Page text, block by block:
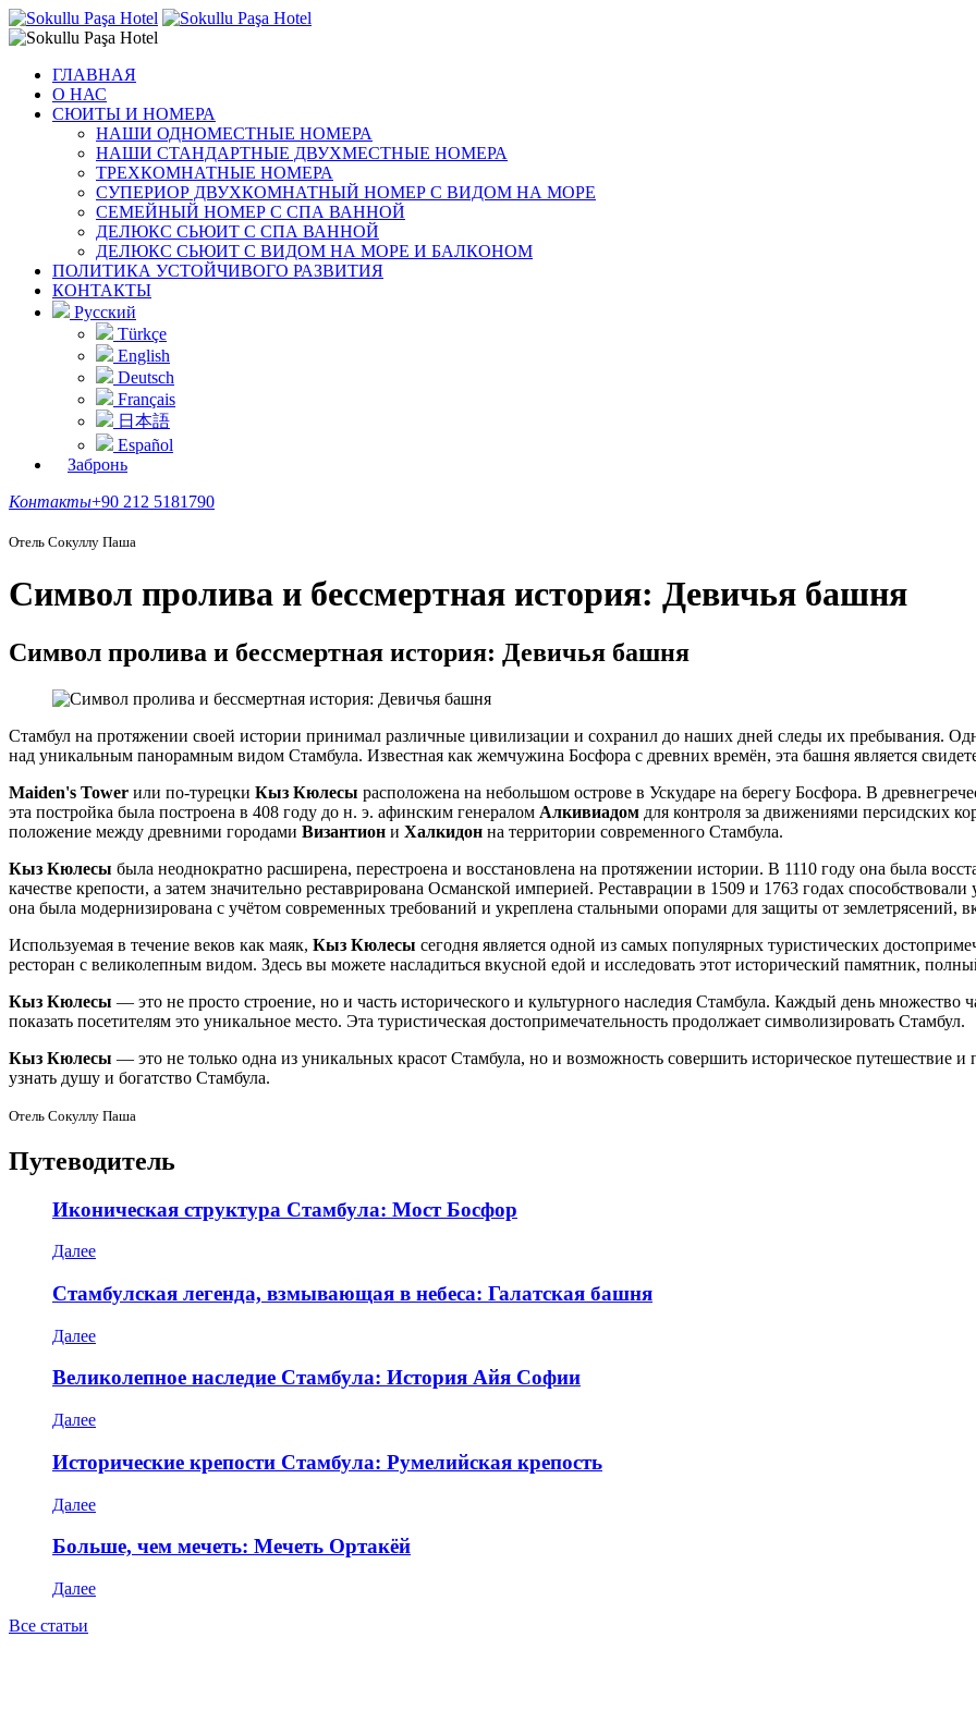
ГЛАВНАЯ
О НАС
СЮИТЫ И НОМЕРА
НАШИ ОДНОМЕСТНЫЕ НОМЕРА
НАШИ СТАНДАРТНЫЕ ДВУХМЕСТНЫЕ НОМЕРА
ТРЕХКОМНАТНЫЕ НОМЕРА
СУПЕРИОР ДВУХКОМНАТНЫЙ НОМЕР С ВИДОМ НА МОРЕ
СЕМЕЙНЫЙ НОМЕР С СПА ВАННОЙ
ДЕЛЮКС СЬЮИТ С СПА ВАННОЙ
ДЕЛЮКС СЬЮИТ С ВИДОМ НА МОРЕ И БАЛКОНОМ
ПОЛИТИКА УСТОЙЧИВОГО РАЗВИТИЯ
КОНТАКТЫ
Русский
Türkçe
English
Deutsch
Français
日本語
Español
Забронь
Контакты+90 212 5181790
Отель Сокуллу Паша
Символ пролива и бессмертная история: Девичья башня
Символ пролива и бессмертная история: Девичья башня
Стамбул на протяжении своей истории принимал различные цивилизации и сохранил до наших дней следы их пребывания.
над уникальным панорамным видом Стамбула. Известная как жемчужина Босфора с древних времён, эта башня является
Maiden's Tower или по-турецки Кыз Кюлесы расположена на небольшом острове в Ускударе на берегу Босфора. В
эта постройка была построена в 408 году до н. э. афинским генералом Алкивиадом для контроля за движениями персидских
положение между древними городами Византион и Халкидон на территории современного Стамбула.
Кыз Кюлесы была неоднократно расширена, перестроена и восстановлена на протяжении истории. В 1110 году она была
качестве крепости, а затем значительно реставрирована Османской империей. Реставрации в 1509 и 1763 годах
она была модернизирована с учётом современных требований и укреплена стальными опорами для защиты от землетрясений,
Используемая в течение веков как маяк, Кыз Кюлесы сегодня является одной из самых популярных туристических
ресторан с великолепным видом. Здесь вы можете насладиться вкусной едой и исследовать этот исторический памятник,
Кыз Кюлесы — это не просто строение, но и часть исторического и культурного наследия Стамбула. Каждый день множество
показать посетителям это уникальное место. Эта туристическая достопримечательность продолжает символизировать Стамбул.
Кыз Кюлесы — это не только одна из уникальных красот Стамбула, но и возможность совершить историческое путешествие
узнать душу и богатство Стамбула.
Отель Сокуллу Паша
Путеводитель
Иконическая структура Стамбула: Мост Босфор
Далее
Стамбулская легенда, взмывающая в небеса: Галатская башня
Далее
Великолепное наследие Стамбула: История Айя Софии
Далее
Исторические крепости Стамбула: Румелийская крепость
Далее
Больше, чем мечеть: Мечеть Ортакёй
Далее
Все статьи